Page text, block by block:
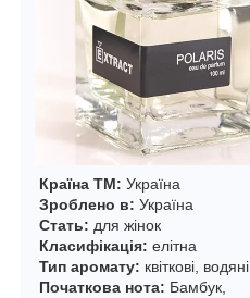
Країна ТМ: Україна
Зроблено в: Україна
Стать: для жінок
Класифікація: елітна
Тип аромату: квіткові, водяні
Початкова нота: Бамбук,